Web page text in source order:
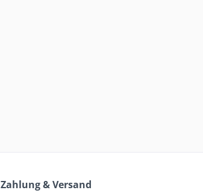
Zahlung & Versand